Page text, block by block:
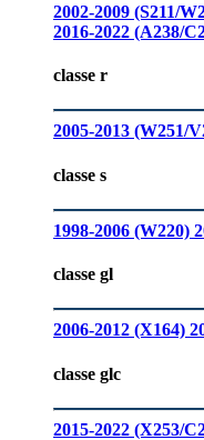
2002-2009 (S211/
2016-2022 (A238/
classe r
2005-2013 (W251/
classe s
1998-2006 (W220)
classe gl
2006-2012 (X164)
classe glc
2015-2022 (X253/